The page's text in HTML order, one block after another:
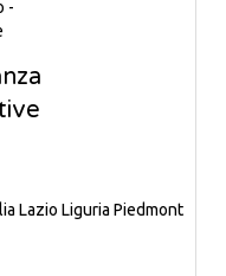
Lazio Liguria Piedmont